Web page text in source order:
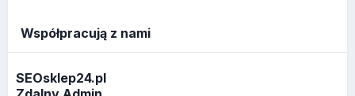
Współpracują z nami
SEOsklep24.pl